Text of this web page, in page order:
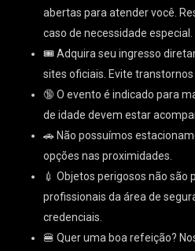
abertas para atender você.
caso de necessidade especial.
🎟 Adquira seu ingresso
sites oficiais. Evite
🔞 O evento é indicado para
de idade devem estar
🚗 Não possuímos
opções nas proximidades.
💉 Objetos perigosos não são
profissionais da área de
credenciais.
🍔 Quer uma boa refeição?